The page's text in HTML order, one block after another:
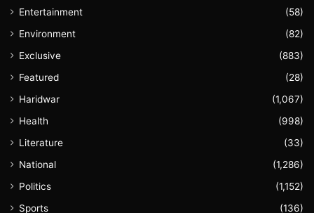
Entertainment
(58)
Environment
(82)
Exclusive
(883)
Featured
(28)
Haridwar
(1,067)
Health
(998)
Literature
(33)
National
(1,286)
Politics
(1,152)
Sports
(136)